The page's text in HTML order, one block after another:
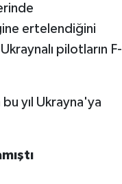
ertelendiğini
pilotların F-
yıl Ukrayna'ya